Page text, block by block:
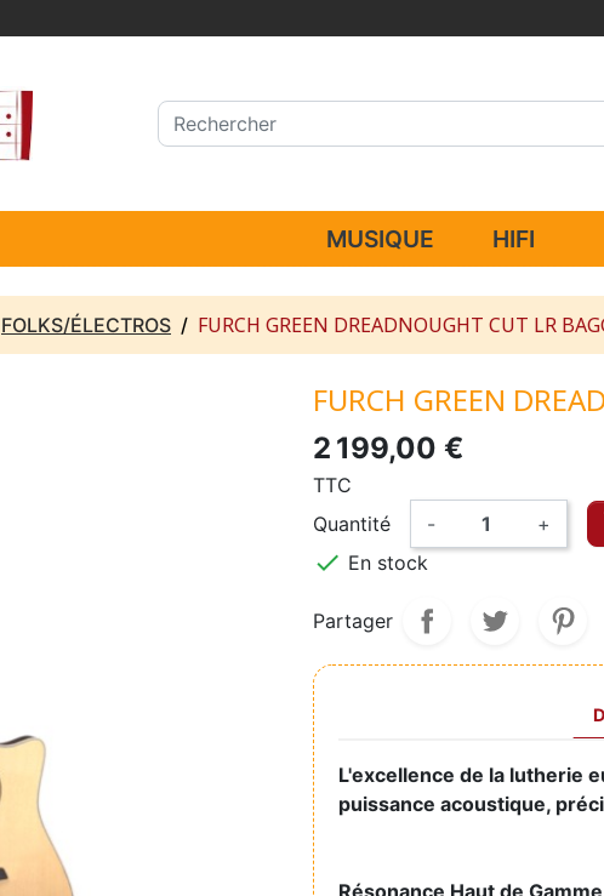
MUSIQUE HIFI
FOLKS/ÉLECTROS FURCH GREEN DREADNOUGHT CUT LR
FURCH GREEN
2 199,00 €
TTC
Quantité
- +
 En stock
Partager
L'excellence de la lutherie
puissance acoustique,
Résonance Haut de